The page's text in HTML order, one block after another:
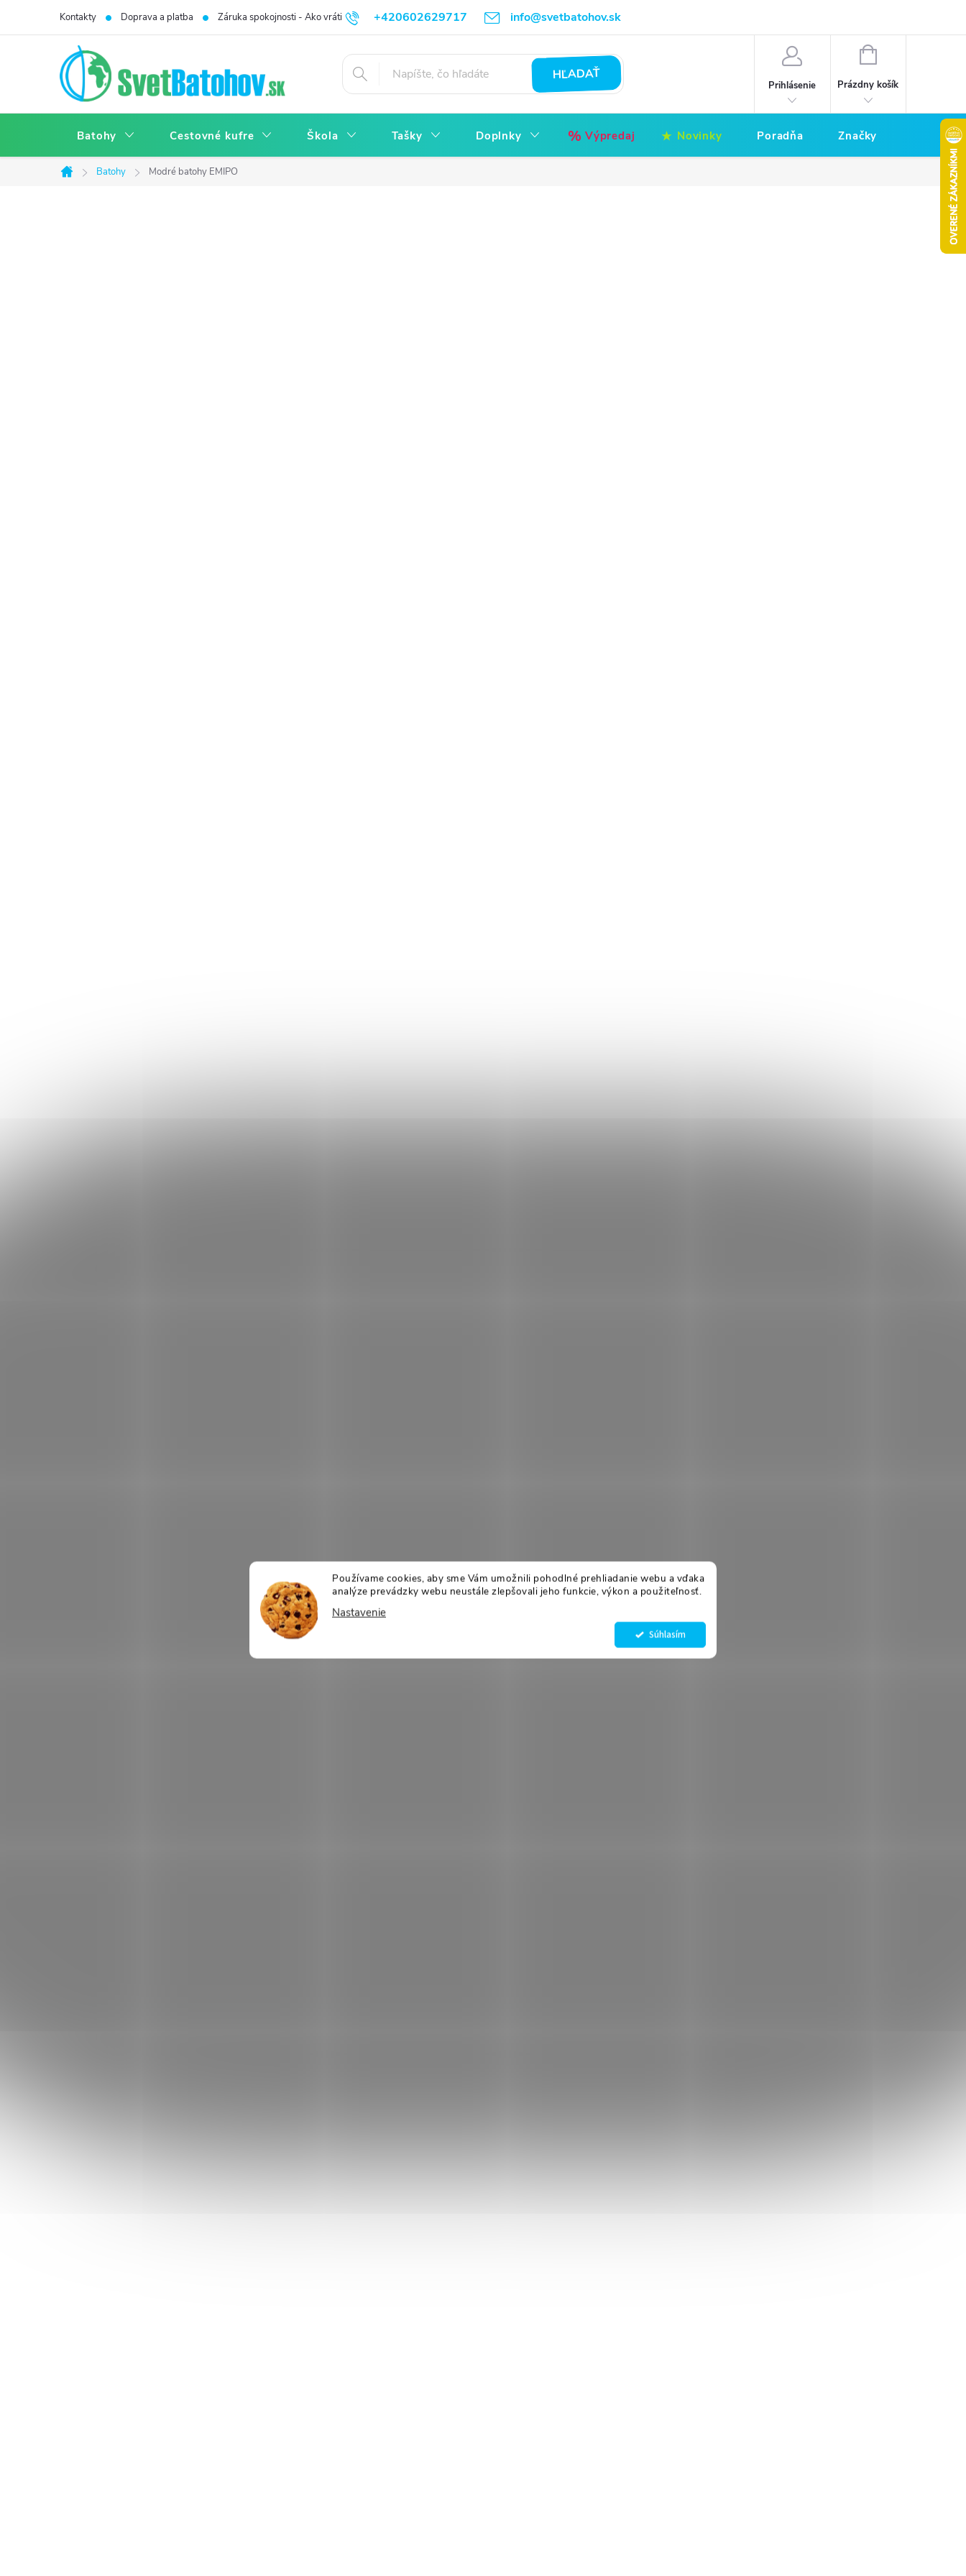
Používame cookies, aby sme Vám umožnili pohodlné prehliadanie webu a vďaka
analýze prevádzky webu neustále zlepšovali jeho funkcie, výkon a použiteľnosť.
Nastavenie
Súhlasím
+420602629717 info@svetbatohov.sk
Kontakty Doprava a platba Záruka spokojnosti - Ako vrátiť Všetko o Nákupu Napíšte nám Reklamácia bez starostí
HĽADAŤ
Prihlásenie
NÁKUPNÝ
Prázdny košík
Batohy Cestovné kufre Škola Tašky Doplnky Výpredaj Novinky Poradňa Značky
Domov
Batohy Modré batohy EMIPO